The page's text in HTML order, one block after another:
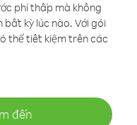
phí thấp mà không
bất kỳ lúc nào. Với gói
thể tiết kiệm trên các
đến